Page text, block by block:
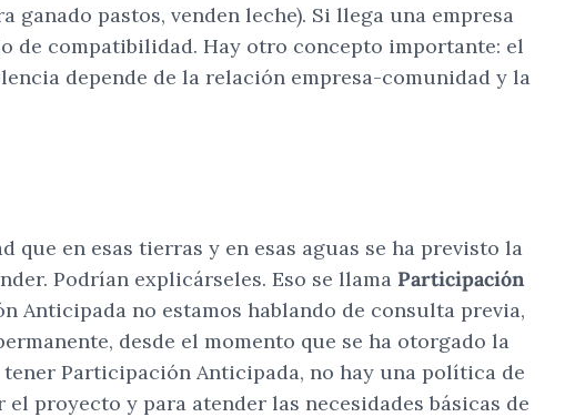
pastos, venden leche). Si llega una empresa
de compatibilidad. Hay otro concepto importante: el
depende de la relación empresa-comunidad y la
en esas tierras y en esas aguas se ha previsto la
Podrían explicárseles. Eso se llama Participación
Anticipada no estamos hablando de consulta previa,
desde el momento que se ha otorgado la
Participación Anticipada, no hay una política de
proyecto y para atender las necesidades básicas de